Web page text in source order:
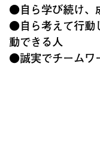
●自ら学び続け、
●自ら考えて行動
動できる人
●誠実でチームワ